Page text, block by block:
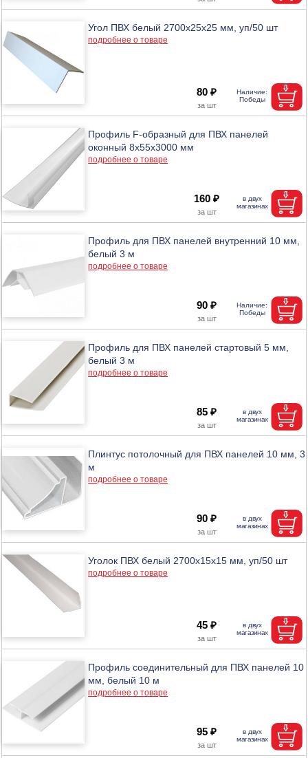
Угол ПВХ белый 2700x25x25 мм, уп/50 шт
подробнее о товаре
80 ₽
Профиль F-образный для ПВХ панелей
оконный 8х55х3000 мм
подробнее о товаре
160 ₽
Профиль для ПВХ панелей внутренний 10 мм,
белый 3 м
подробнее о товаре
90 ₽
Профиль для ПВХ панелей стартовый 5 мм,
белый 3 м
подробнее о товаре
85 ₽
Плинтус потолочный для ПВХ панелей 10 мм, 3
м
подробнее о товаре
90 ₽
Уголок ПВХ белый 2700x15x15 мм, уп/50 шт
подробнее о товаре
45 ₽
Профиль соединительный для ПВХ панелей 10
мм, белый 10 м
подробнее о товаре
95 ₽